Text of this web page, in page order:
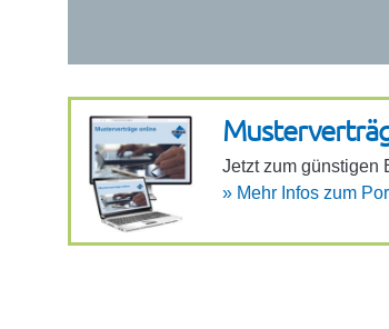
Jetzt zum güns­tigen
» Mehr Infos zum